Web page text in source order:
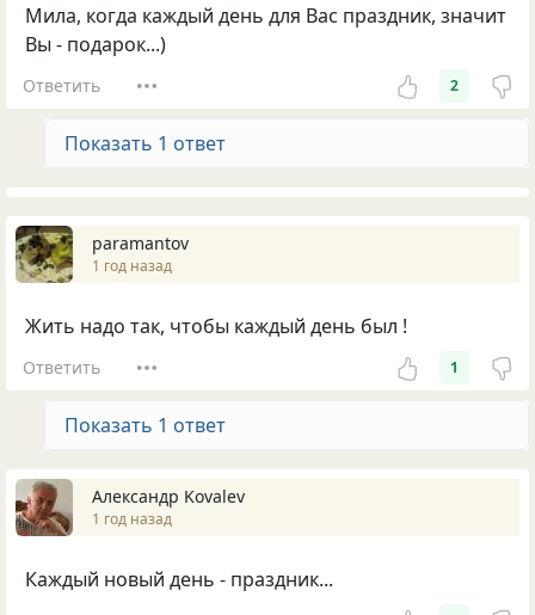
Мила, когда каждый день для Вас праздник, значит
Вы - подарок...)
Ответить 2
Показать 1 ответ
paramantov
1 год назад
Жить надо так, чтобы каждый день был !
Ответить 1
Показать 1 ответ
Александр Kovalev
1 год назад
Каждый новый день - праздник...